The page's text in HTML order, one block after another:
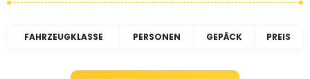
FAHRZEUGKLASSE PERSONEN GEPÄCK PREIS